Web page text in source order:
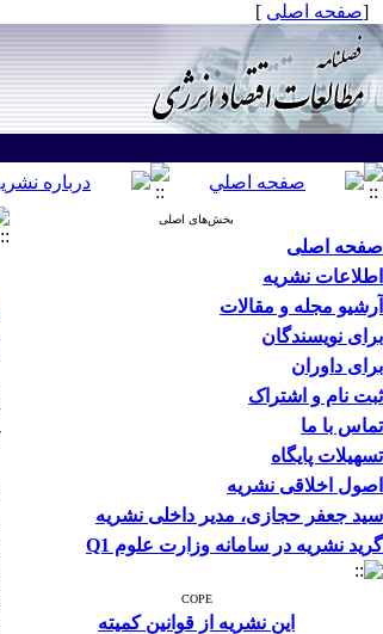
[صفحه اصلی ]
بخش‌های اصلی
صفحه اصلی
اطلاعات نشریه
آرشیو مجله و مقالات
برای نویسندگان
برای داوران
ثبت نام و اشتراک
تماس با ما
تسهیلات پایگاه
اصول اخلاقی نشریه
سید جعفر حجازی، مدیر داخلی نشریه
گرید نشریه در سامانه وزارت علوم Q1
COPE
این نشریه از قوانین کمیته